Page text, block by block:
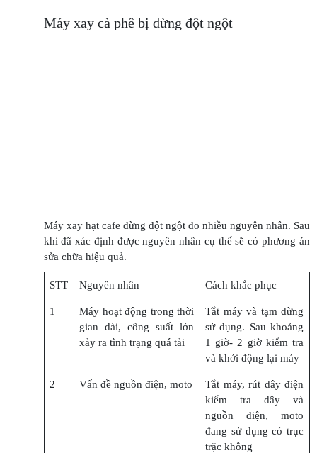
Máy xay cà phê bị dừng đột ngột
Máy xay hạt cafe dừng đột ngột do nhiều nguyên nhân. Sau
khi đã xác định được nguyên nhân cụ thể sẽ có phương án
sửa chữa hiệu quả.
STT Nguyên nhân Cách khắc phục
1
Máy hoạt động trong thời
gian dài, công suất lớn
xảy ra tình trạng quá tải
Tắt máy và tạm dừng
sử dụng. Sau khoảng
1 giờ- 2 giờ kiểm tra
và khởi động lại máy
2 Vấn đề nguồn điện, moto
Tắt máy, rút dây điện
kiểm tra dây và
nguồn điện, moto
đang sử dụng có trục
trặc không